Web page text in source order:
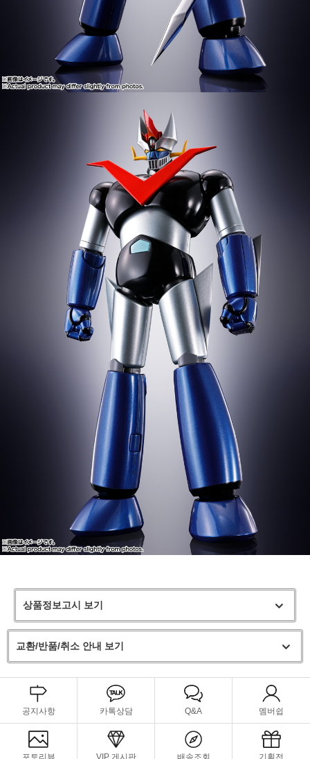
상품정보고시 보기
교환/반품/취소 안내 보기
공지사항 카톡상담 Q&A 멤버쉽
포토리뷰 VIP 게시판 배송조회 기획전